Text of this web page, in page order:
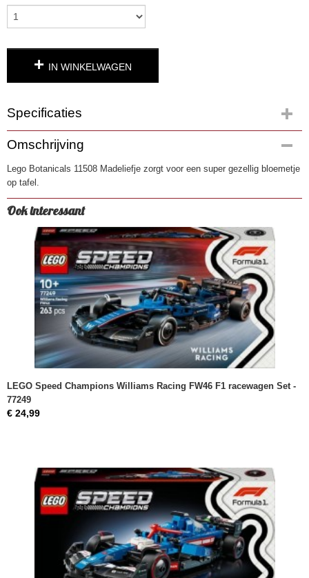
IN WINKELWAGEN
Specificaties
Productcode
4974
EAN code
570201806183
Omschrijving
Lego Botanicals 11508 Madeliefje zorgt voor een super gezellig bloemetje
op tafel.
Ook interessant
LEGO Speed Champions Williams Racing FW46 F1 racewagen Set -
77249
€ 24,99